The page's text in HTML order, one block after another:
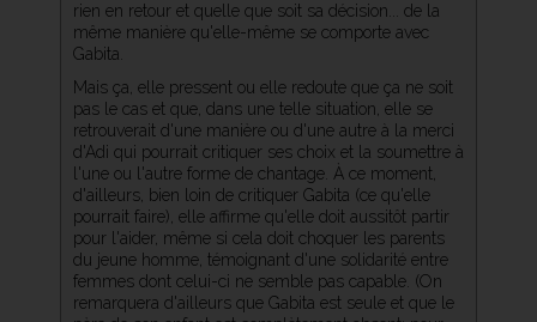
rien en retour et quelle que soit sa décision... de la
même manière qu'elle-même se comporte avec
Gabita.
Mais ça, elle pressent ou elle redoute que ça ne soit
pas le cas et que, dans une telle situation, elle se
retrouverait d'une manière ou d'une autre à la merci
d'Adi qui pourrait critiquer ses choix et la soumettre à
l'une ou l'autre forme de chantage. À ce moment,
d'ailleurs, bien loin de critiquer Gabita (ce qu'elle
pourrait faire), elle affirme qu'elle doit aussitôt partir
pour l'aider, même si cela doit choquer les parents
du jeune homme, témoignant d'une solidarité entre
femmes dont celui-ci ne semble pas capable. (On
remarquera d'ailleurs que Gabita est seule et que le